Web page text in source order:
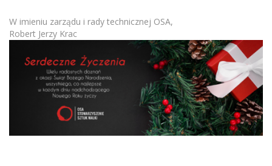
W imieniu zarządu i rady technicznej OSA,
Robert Jerzy Krac